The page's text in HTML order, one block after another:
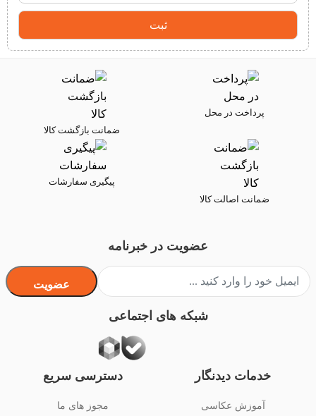
پرداخت در محل
ضمانت بازگشت کالا
ضمانت اصالت کالا
پیگیری سفارشات
خدمات دیدنگار
آموزش عکاسی
دسترسی سریع
مجوز های ما
عضویت در خبرنامه
عضویت
شبکه های اجتماعی